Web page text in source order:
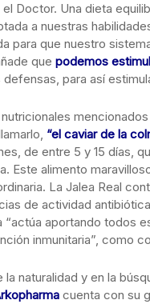
Doctor. Una dieta
a nuestras
para que nuestro
que podemos
defensas, para así
“el caviar de la
de entre 5 y 15 días,
Este alimento
La Jalea Real
de actividad
“actúa aportando todos
inmunitaria”, como
naturalidad y en la
cuenta con su